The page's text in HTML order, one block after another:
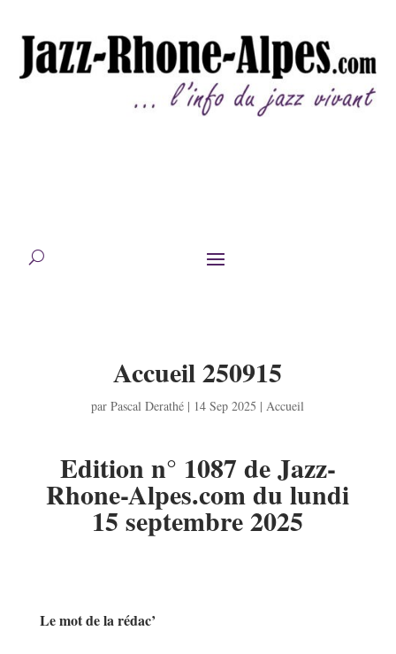
Accueil 250915
parPascal Derathé | 14 Sep 2025 |Accueil
Edition n° 1087 de Jazz-
Rhone-Alpes.comdu lundi
15 septembre 2025
Le mot de la rédac’